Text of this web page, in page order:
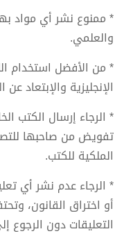
* ممنوع نشر أي مواد
والعلمي.
* من الأفضل استخدام
الإنجليزية والإبتعاد عن
* الرجاء إرسال الكتب
تفويض من صاحبها
الملكية للكتب.
* الرجاء عدم نشر أي
أو اختراق القانون،
التعليقات دون الرجوع